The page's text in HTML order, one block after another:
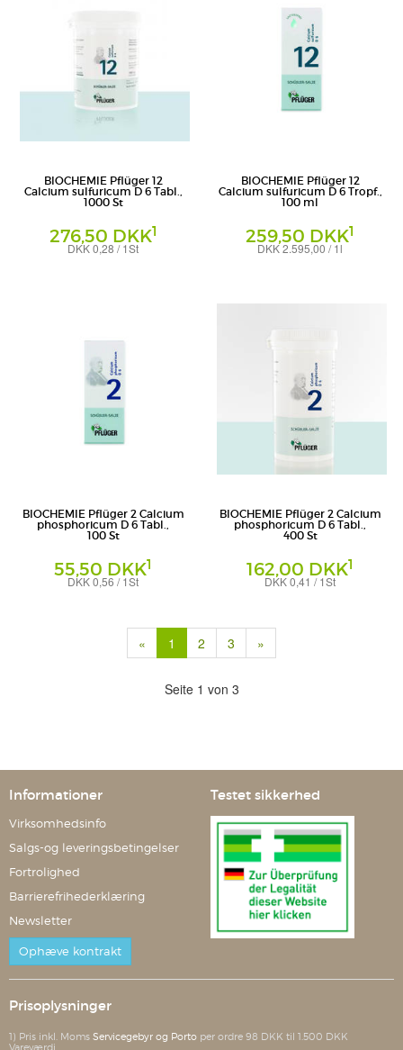
BIOCHEMIE Pflüger 12
Calcium sulfuricum D 6 Tabl.,
1000 St
276,50 DKK1
DKK 0,28 / 1St
BIOCHEMIE Pflüger 12
Calcium sulfuricum D 6 Tropf.,
100 ml
259,50 DKK1
DKK 2.595,00 / 1l
BIOCHEMIE Pflüger 2 Calcium
phosphoricum D 6 Tabl.,
100 St
55,50 DKK1
DKK 0,56 / 1St
BIOCHEMIE Pflüger 2 Calcium
phosphoricum D 6 Tabl.,
400 St
162,00 DKK1
DKK 0,41 / 1St
« 1 (current)
2 3 »
Seite 1 von 3
Informationer
Virksomhedsinfo
Salgs-og leveringsbetingelser
Fortrolighed
Barrierefrihederklæring
Newsletter
Ophæve kontrakt
Testet sikkerhed
Prisoplysninger
1) Pris inkl. Moms Servicegebyr og Porto per ordre 98 DKK til 1.500 DKK
Vareværdi.